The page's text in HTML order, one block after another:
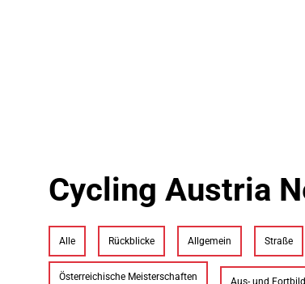
Cycling Austria
Alle Rückblicke Allgemein Straße
Österreichische Meisterschaften